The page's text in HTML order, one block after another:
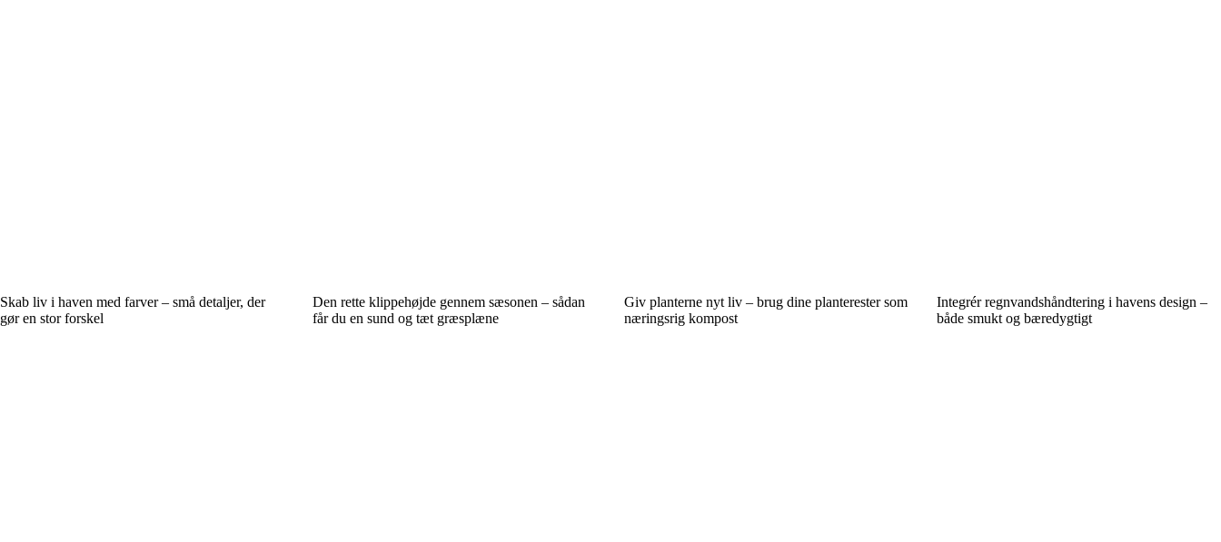
Skab liv i haven med farver – små detaljer, der
gør en stor forskel
Den rette klippehøjde gennem sæsonen – sådan
får du en sund og tæt græsplæne
Giv planterne nyt liv – brug dine planterester som
næringsrig kompost
Integrér regnvandshåndtering i havens design –
både smukt og bæredygtigt